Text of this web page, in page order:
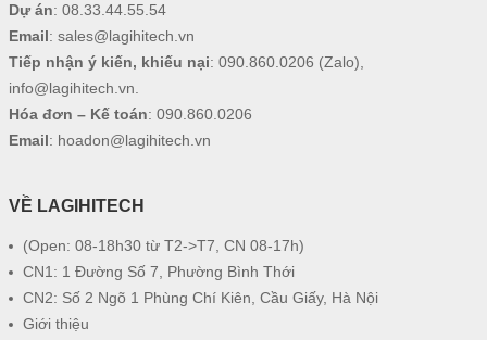
Dự án: 08.33.44.55.54
Email: sales@lagihitech.vn
Tiếp nhận ý kiến, khiếu nại: 090.860.0206 (Zalo),
info@lagihitech.vn.
Hóa đơn – Kế toán: 090.860.0206
Email: hoadon@lagihitech.vn
VỀ LAGIHITECH
(Open: 08-18h30 từ T2->T7, CN 08-17h)
CN1: 1 Đường Số 7, Phường Bình Thới
CN2: Số 2 Ngõ 1 Phùng Chí Kiên, Cầu Giấy, Hà Nội
Giới thiệu